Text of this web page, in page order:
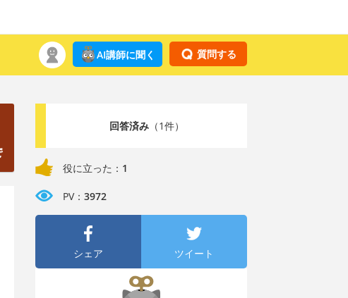
質問する
AI講師に聞く
回答済み（1件）
役に立った： 1
PV： 3972
シェア ツイート